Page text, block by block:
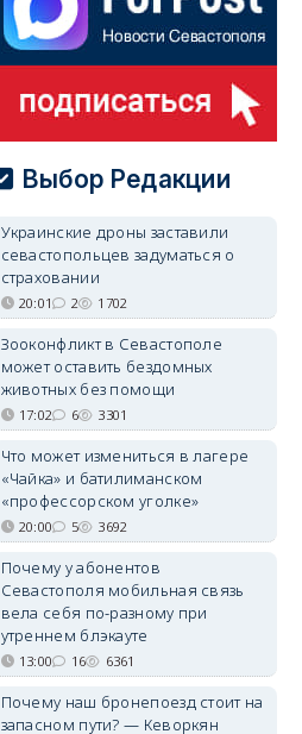
Выбор Редакции
Украинские дроны заставили
севастопольцев задуматься о
страховании
20:01 2 1702
Зооконфликт в Севастополе
может оставить бездомных
животных без помощи
17:02 6 3301
Что может измениться в лагере
«Чайка» и батилиманском
«профессорском уголке»
20:00 5 3692
Почему у абонентов
Севастополя мобильная связь
вела себя по-разному при
утреннем блэкауте
13:00 16 6361
Почему наш бронепоезд стоит на
запасном пути? — Кеворкян